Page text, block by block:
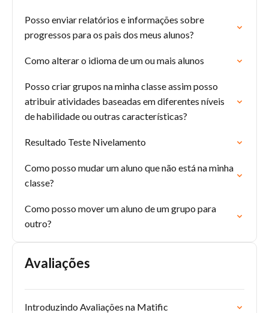
Posso enviar relatórios e informações sobre
progressos para os pais dos meus alunos?
Como alterar o idioma de um ou mais alunos
Posso criar grupos na minha classe assim posso
atribuir atividades baseadas em diferentes níveis
de habilidade ou outras características?
Resultado Teste Nivelamento
Como posso mudar um aluno que não está na minha
classe?
Como posso mover um aluno de um grupo para
outro?
Avaliações
Introduzindo Avaliações na Matific